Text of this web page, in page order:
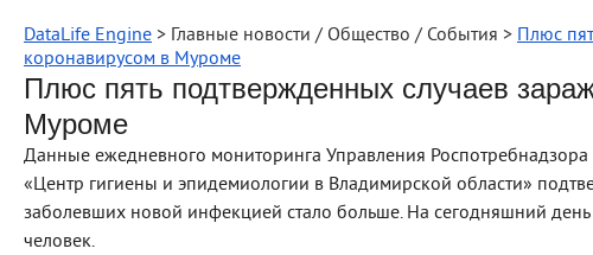
DataLife Engine > Главные новости / Общество / События > Плюс
коронавирусом в Муроме
Плюс пять подтвержденных случаев
Муроме
Данные ежедневного мониторинга Управления
«Центр гигиены и эпидемиологии в Владимирской области»
заболевших новой инфекцией стало больше. На сегодняшний
человек.